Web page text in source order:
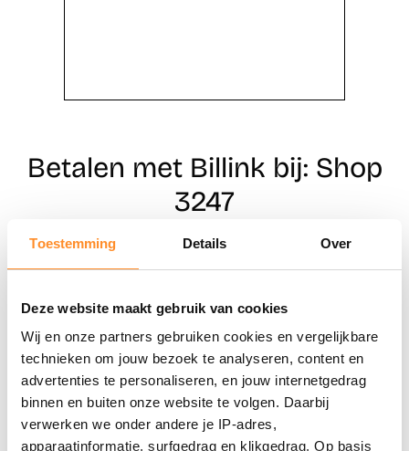
Toestemming Details Over
Deze website maakt gebruik van cookies
Wij en onze partners gebruiken cookies en vergelijkbare
technieken om jouw bezoek te analyseren, content en
advertenties te personaliseren, en jouw internetgedrag
binnen en buiten onze website te volgen. Daarbij
verwerken we onder andere je IP-adres,
apparaatinformatie, surfgedrag en klikgedrag. Op basis
Betalen met Billink bij: Shop
3247
Naar winkels